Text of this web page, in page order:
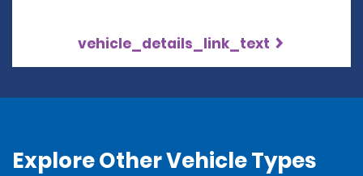
vehicle_details_link_text
Explore Other Vehicle Types